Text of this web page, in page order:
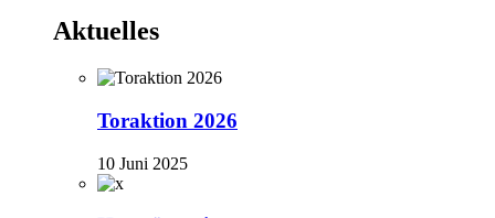
Aktuelles
Toraktion 2026
10 Juni 2025